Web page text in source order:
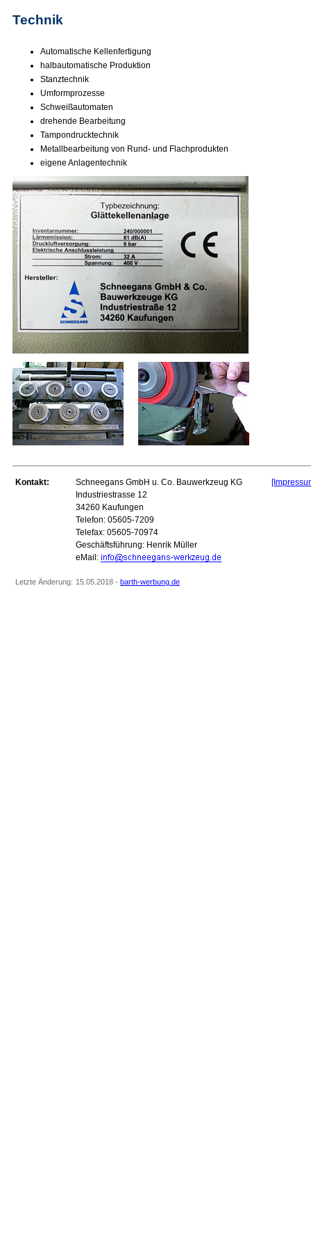
Technik
Automatische Kellenfertigung
halbautomatische Produktion
Stanztechnik
Umformprozesse
Schweißautomaten
drehende Bearbeitung
Tampondrucktechnik
Metallbearbeitung von Rund- und Flachprodukten
eigene Anlagentechnik
Kontakt: Schneegans GmbH u. Co. Bauwerkzeug KG
Industriestrasse 12
34260 Kaufungen
Telefon: 05605-7209
Telefax: 05605-70974
Geschäftsführung: Henrik Müller
eMail:
Letzte Änderung: 15.05.2018 - barth-werbung.de